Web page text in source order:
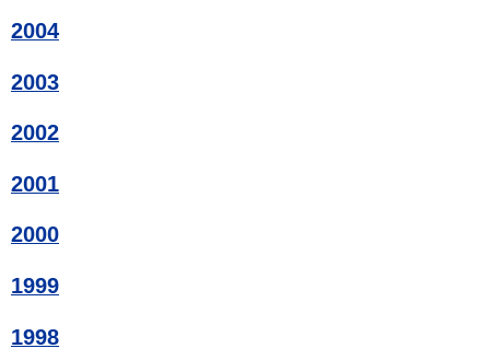
2004
2003
2002
2001
2000
1999
1998